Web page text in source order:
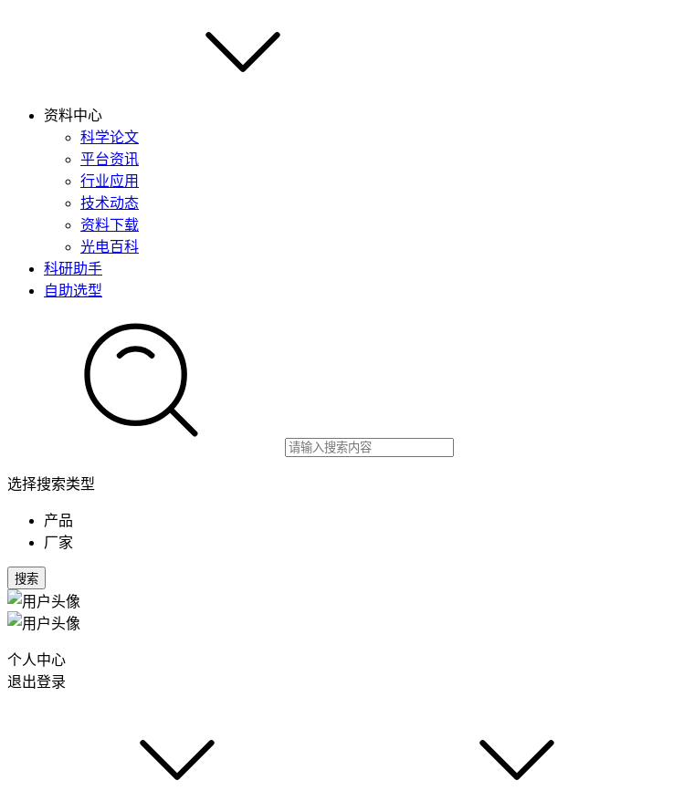
资料中心
科学论文
平台资讯
行业应用
技术动态
资料下载
光电百科
科研助手
自助选型
选择搜索类型
产品
厂家
搜索
个人中心
退出登录